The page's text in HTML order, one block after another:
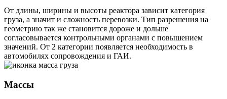
От длины, ширины и высоты реактора зависит категория
груза, а значит и сложность перевозки. Тип разрешения на
геометрию так же становится дороже и дольше
согласовывается контрольными органами с повышением
значений. От 2 категории появляется необходимость в
автомобилях сопровождения и ГАИ.
Массы